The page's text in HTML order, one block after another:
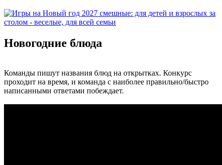
Новогодние блюда
Команды пишут названия блюд на открытках. Конкурс
проходит на время, и команда с наиболее правильно/быстро
написанными ответами побеждает.